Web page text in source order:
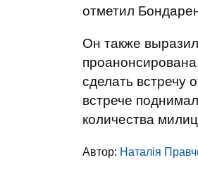
отметил
Он также
сделать встречу
встрече
количества
Автор: Наталія